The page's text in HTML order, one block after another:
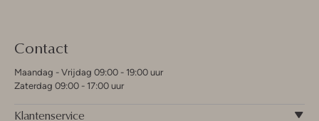
Contact
Maandag - Vrijdag 09:00 - 19:00 uur
Zaterdag 09:00 - 17:00 uur
Klantenservice